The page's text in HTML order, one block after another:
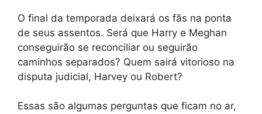
O final da temporada deixará os fãs na ponta
de seus assentos. Será que Harry e Meghan
conseguirão se reconciliar ou seguirão
caminhos separados? Quem sairá vitorioso na
disputa judicial, Harvey ou Robert?
Essas são algumas perguntas que ficam no ar,